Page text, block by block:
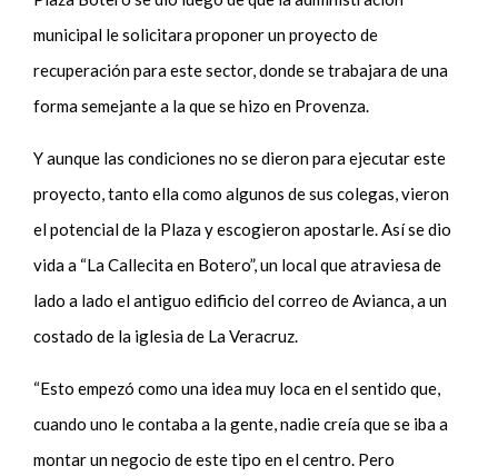
municipal le solicitara proponer un proyecto de
recuperación para este sector, donde se trabajara de una
forma semejante a la que se hizo en Provenza.
Y aunque las condiciones no se dieron para ejecutar este
proyecto, tanto ella como algunos de sus colegas, vieron
el potencial de la Plaza y escogieron apostarle. Así se dio
vida a “La Callecita en Botero”, un local que atraviesa de
lado a lado el antiguo edificio del correo de Avianca, a un
costado de la iglesia de La Veracruz.
“Esto empezó como una idea muy loca en el sentido que,
cuando uno le contaba a la gente, nadie creía que se iba a
montar un negocio de este tipo en el centro. Pero